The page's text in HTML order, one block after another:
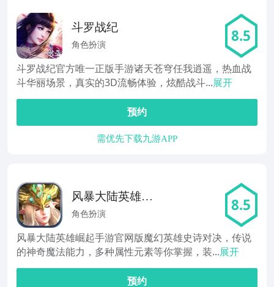
斗罗战纪
角色扮演 8.5
斗罗战纪官方唯一正版手游诸天苍穹任我逍遥，热血战
斗华丽场景，真实的3D流畅体验，炫酷战斗...展开
预约
需优先下载九游APP
风暴大陆英雄崛
起
角色扮演 8.5
风暴大陆英雄崛起手游官网版魔幻英雄史诗对决，传说
的神奇魔法能力，多种属性元素等你掌握，装...展开
预约